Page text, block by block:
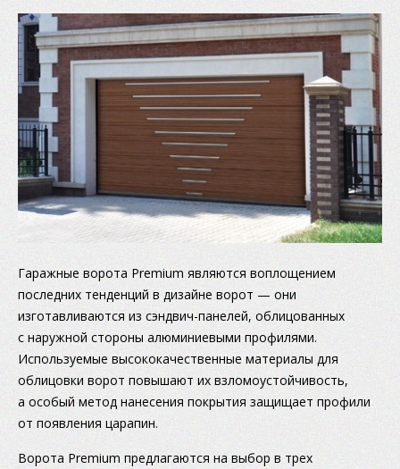
Гаражные ворота Premium являются воплощением
последних тенденций в дизайне ворот — они
изготавливаются из сэндвич-панелей, облицованных
с наружной стороны алюминиевыми профилями.
Используемые высококачественные материалы для
облицовки ворот повышают их взломоустойчивость,
а особый метод нанесения покрытия защищает профили
от появления царапин.
Ворота Premium предлагаются на выбор в трех